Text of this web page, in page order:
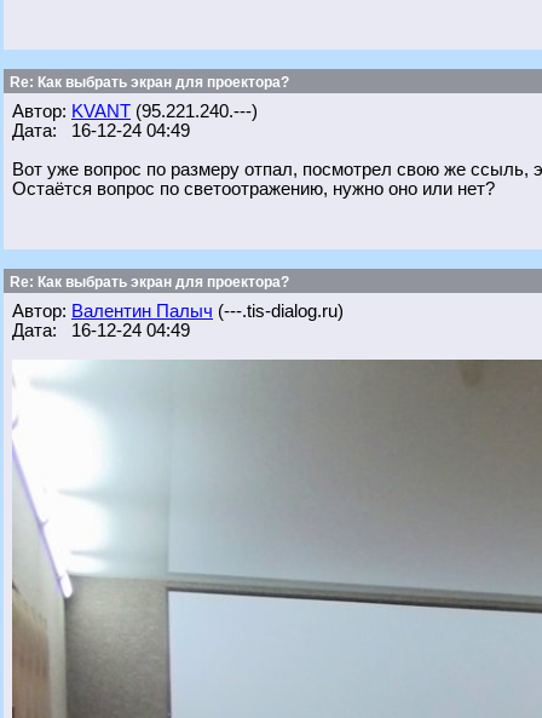
Re: Как выбрать экран для проектора?
Автор: KVANT (95.221.240.---)
Дата: 16-12-24 04:49
Вот уже вопрос по размеру отпал, посмотрел свою же ссыль,
Остаётся вопрос по светоотражению, нужно оно или нет?
Re: Как выбрать экран для проектора?
Автор: Валентин Палыч (---.tis-dialog.ru)
Дата: 16-12-24 04:49